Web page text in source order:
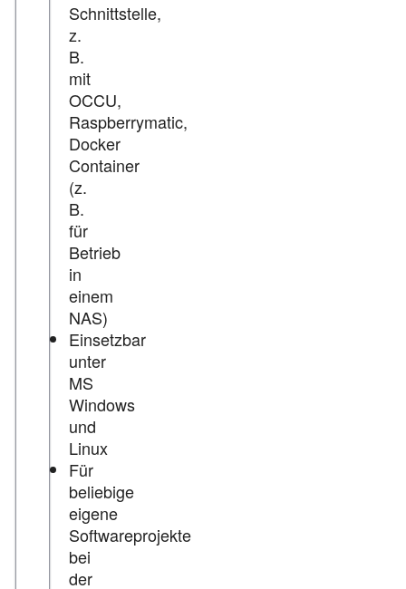
Schnittstelle,
z.
B.
mit
OCCU,
Raspberrymatic,
Docker
Container
(z.
B.
für
Betrieb
in
einem
NAS)
Einsetzbar
unter
MS
Windows
und
Linux
Für
beliebige
eigene
Softwareprojekte
bei
der